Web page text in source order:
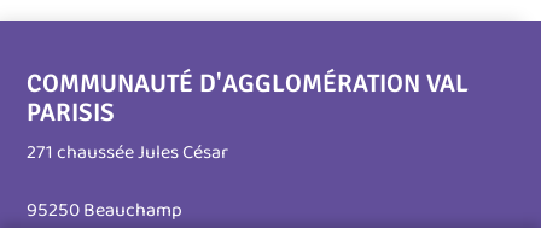
COMMUNAUTÉ D'AGGLOMÉRATION VAL
PARISIS
271 chaussée Jules César
95250 Beauchamp